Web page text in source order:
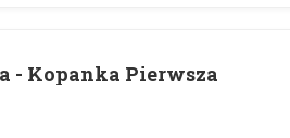
- Kopanka Pierwsza